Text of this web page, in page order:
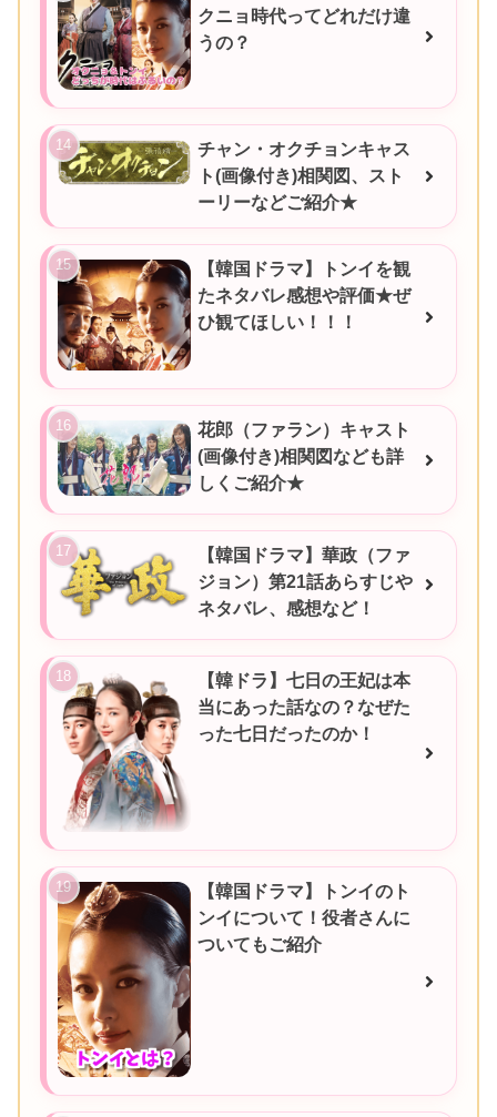
クニョ時代ってどれだけ違
うの？
チャン・オクチョンキャス
ト(画像付き)相関図、スト
ーリーなどご紹介★
【韓国ドラマ】トンイを観
たネタバレ感想や評価★ぜ
ひ観てほしい！！！
花郎（ファラン）キャスト
(画像付き)相関図なども詳
しくご紹介★
【韓国ドラマ】華政（ファ
ジョン）第21話あらすじや
ネタバレ、感想など！
【韓ドラ】七日の王妃は本
当にあった話なの？なぜた
った七日だったのか！
【韓国ドラマ】トンイのト
ンイについて！役者さんに
ついてもご紹介